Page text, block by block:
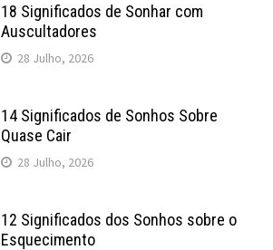
18 Significados de Sonhar com
Auscultadores
28 Julho, 2026
14 Significados de Sonhos Sobre
Quase Cair
28 Julho, 2026
12 Significados dos Sonhos sobre o
Esquecimento